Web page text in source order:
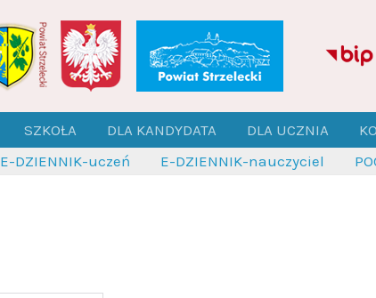
SZKOŁA DLA KANDYDATA DLA UCZNIA
E-DZIENNIK-uczeń E-DZIENNIK-nauczyciel